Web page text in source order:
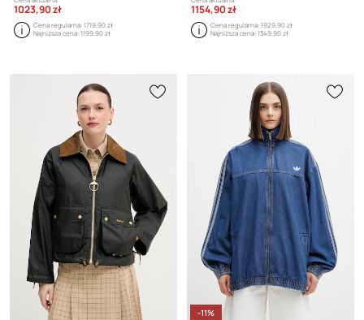
1023,90 zł
Cena regularna:1719,90 zł
Najniższa cena:1199,90 zł
1154,90 zł
Cena regularna:1929,90 zł
Najniższa cena:1349,90 zł
-11%